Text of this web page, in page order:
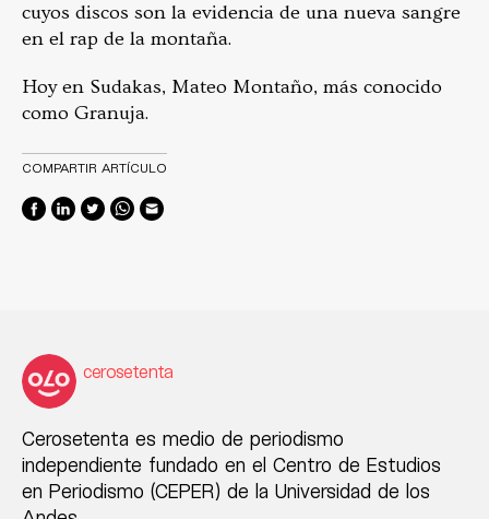
cuyos discos son la evidencia de una nueva sangre
en el rap de la montaña.
Hoy en Sudakas, Mateo Montaño, más conocido
como Granuja.
COMPARTIR ARTÍCULO
cerosetenta
Cerosetenta es medio de periodismo
independiente fundado en el Centro de Estudios
en Periodismo (CEPER) de la Universidad de los